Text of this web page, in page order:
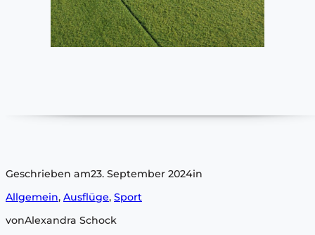
Geschrieben am23. September 2024in
Allgemein, Ausflüge, Sport
vonAlexandra Schock